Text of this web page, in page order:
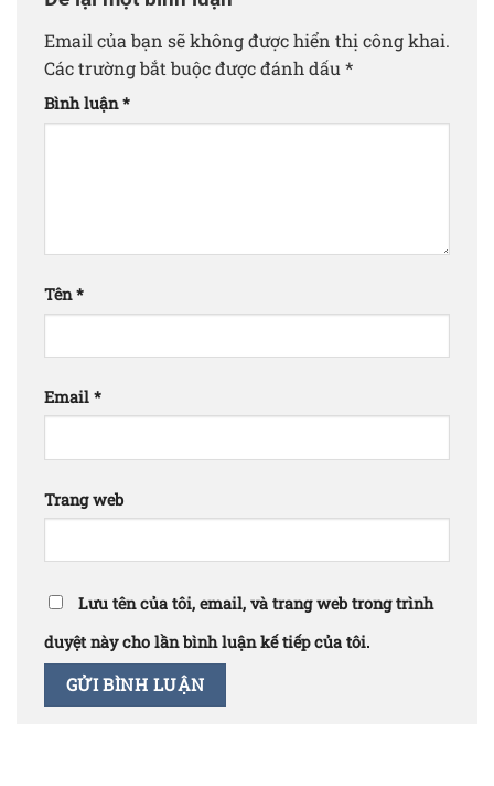
Email của bạn sẽ không được hiển thị công khai.
Các trường bắt buộc được đánh dấu *
Bình luận*
Tên*
Email *
Trang web
Lưu tên của tôi, email, và trang web trong trình
duyệt này cho lần bình luận kế tiếp của tôi.